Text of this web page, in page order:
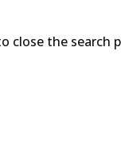
close the search